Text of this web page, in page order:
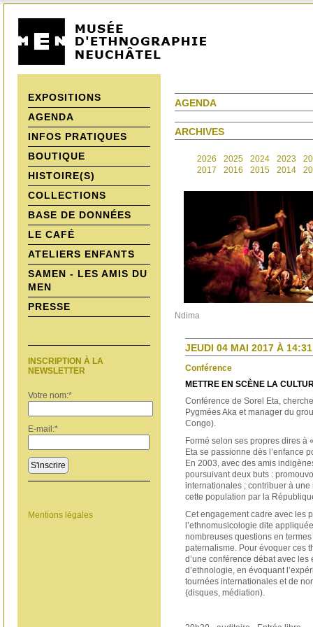
EXPOSITIONS
AGENDA
INFOS PRATIQUES
BOUTIQUE
HISTOIRE(S)
COLLECTIONS
BASE DE DONNÉES
LE CAFÉ
ATELIERS ENFANTS
SAMEN - LES AMIS DU
MEN
PRESSE
INSCRIPTION À LA
NEWSLETTER
Votre nom:*
E-mail:*
S'inscrire
Mentions légales
AGENDA
ARCHIVES
2026 2025 2024 2023
2017
2016 2015 2014
Ndima
JEUDI 04 MAI 2017 À 14:31
Conférence
METTRE EN SCÈNE LA
Conférence de Sorel Eta,
Pygmées Aka et manager du
Congo).
Formé selon ses propres dires à
Eta se passionne dès l’enfance
En 2003, avec des amis
poursuivant deux buts :
internationales ; contribuer à
cette population par la
Cet engagement cadre avec les
l’ethnomusicologie dite
nombreuses questions en
paternalisme. Pour évoquer ces
d’une conférence débat avec les
d’ethnologie, en évoquant
tournées internationales et de
(disques, médiation).